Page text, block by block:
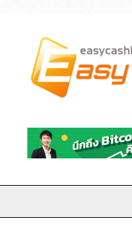
content
Easy
แห่งการ